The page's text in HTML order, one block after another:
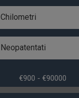
Chilometri
Neopatentati